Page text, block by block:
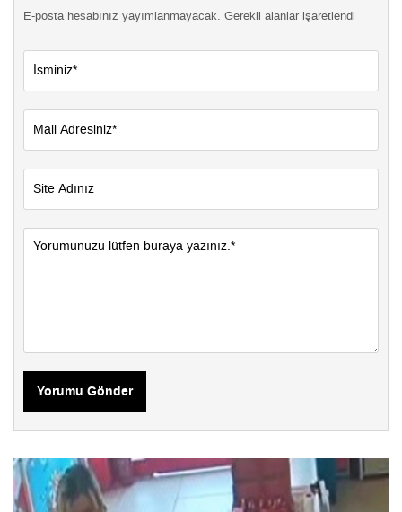
E-posta hesabınız yayımlanmayacak. Gerekli alanlar işaretlendi
Yorumu Gönder